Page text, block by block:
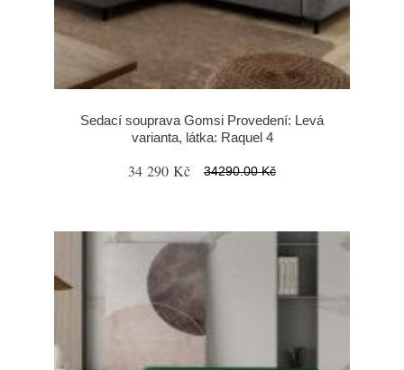
Sedací souprava Gomsi Provedení: Levá
varianta, látka: Raquel 4
34 290 Kč 34290.00 Kč